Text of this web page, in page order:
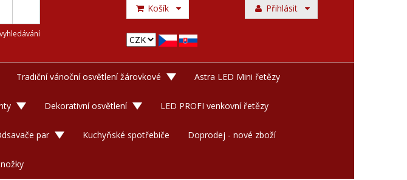
Košík Přihlásit
Tradiční vánoční osvětlení žárovkové Astra LED Mini řetězy
Dekorativní osvětlení LED PROFI venkovní řetězy
par Kuchyňské spotřebiče Doprodej - nové zboží